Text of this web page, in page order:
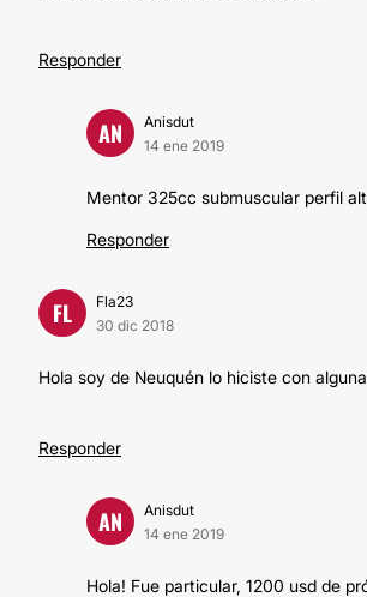
Responder
AN
Anisdut
14 ene 2019
Mentor 325cc submuscular perfil
Responder
FL
Fla23
30 dic 2018
Hola soy de Neuquén lo hiciste con
Responder
AN
Anisdut
14 ene 2019
Hola! Fue particular, 1200 usd de